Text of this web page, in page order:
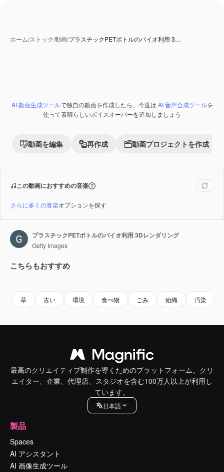
ホーム/ストック/動画/プラスチックPETボトルのバイオ利用 3…
Premium
AI 動画生成ツールで独自の動画を作成したら、今度は AI 音声合成ツールを
使って素晴らしいボイスオーバーを追加しましょう
動画を編集 再作成 動画プロジェクトを作成
この動画におすすめの音楽
さらに多くの音楽オプションを探す
プラスチックPETボトルのバイオ利用 3Dレンダリング
Getty Images
こちらもおすすめ
草 古い 環境 食べ物 ごみ 組織 汚染
最高のクリエイティブ制作を導くためのプラットフォーム。クリ
エイター、企業、代理店、スタジオを含む100万人以上が利用し
ています。
日本語
製品
Spaces
AI アシスタント
AI 画像生成ツール